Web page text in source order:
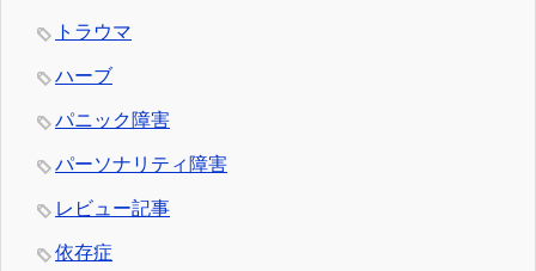
トラウマ
ハーブ
パニック障害
パーソナリティ障害
レビュー記事
依存症